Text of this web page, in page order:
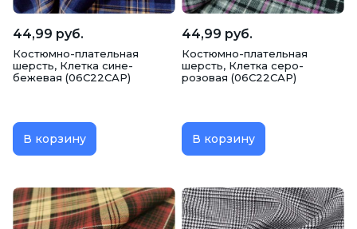
44,99 руб.
Костюмно-плательная
шерсть, Клетка сине-
бежевая (06С22САР)
В корзину
44,99 руб.
Костюмно-плательная
шерсть, Клетка серо-
розовая (06С22САР)
В корзину